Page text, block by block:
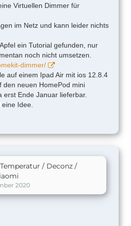
Virtuellen Dimmer für
im Netz und kann leider nichts
ein Tutorial gefunden, nur
noch nicht umsetzen.
dimmer/
auf einem Ipad Air mit ios 12.8.4
den neuen HomePod mini
erst Ende Januar lieferbar.
Idee.
/ Deconz /
2020